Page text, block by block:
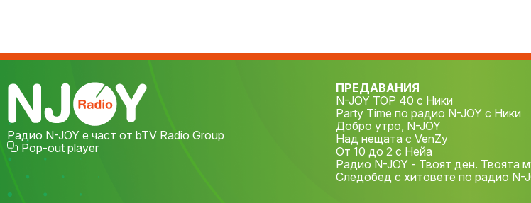
Радио N-JOY е част от bTV Radio Group
Pop-out player
ПРЕДАВАНИЯ
N-JOY TOP 40 с Ники
Party Time по радио N-JOY с Ники
Добро утро, N-JOY
Над нещата с VenZy
От 10 до 2 с Нейа
Радио N-JOY - Твоят ден. Твоята
Следобед с хитовете по радио N-